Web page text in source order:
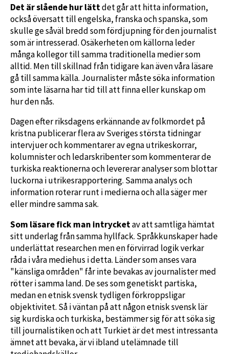
Det är slående hur lättdet går att hitta information,
också översatt till engelska, franska och spanska, som
skulle ge såväl bredd som fördjupning för den journalist
som är intresserad. Osäkerheten om källorna leder
många kollegor till samma traditionella medier som
alltid. Men till skillnad från tidigare kan även våra läsare
gå till samma källa. Journalister måste söka information
som inte läsarna har tid till att finna eller kunskap om
hur den nås.
Dagen efter riksdagens erkännande av folkmordet på
kristna publicerar flera av Sveriges största tidningar
intervjuer och kommentarer av egna utrikeskorrar,
kolumnister och ledarskribenter som kommenterar de
turkiska reaktionerna och levererar analyser som blottar
luckorna i utrikesrapportering. Samma analys och
information roterar runt i medierna och alla säger mer
eller mindre samma sak.
Som läsare fick man intrycketav att samtliga hämtat
sitt underlag från samma hyllfack. Språkkunskaper hade
underlättat researchen men en förvirrad logik verkar
råda i våra mediehus i detta. Länder som anses vara
"känsliga områden" får inte bevakas av journalister med
rötter i samma land. De ses som genetiskt partiska,
medan en etnisk svensk tydligen förkroppsligar
objektivitet. Så i väntan på att någon etnisk svensk lär
sig kurdiska och turkiska, bestämmer sig för att söka sig
till journalistiken och att Turkiet är det mest intressanta
ämnet att bevaka, är vi ibland utelämnade till